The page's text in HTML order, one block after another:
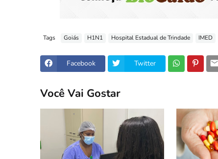
Tags Goiás H1N1 Hospital Estadual de Trindade IMED
Facebook Twitter
Você Vai Gostar